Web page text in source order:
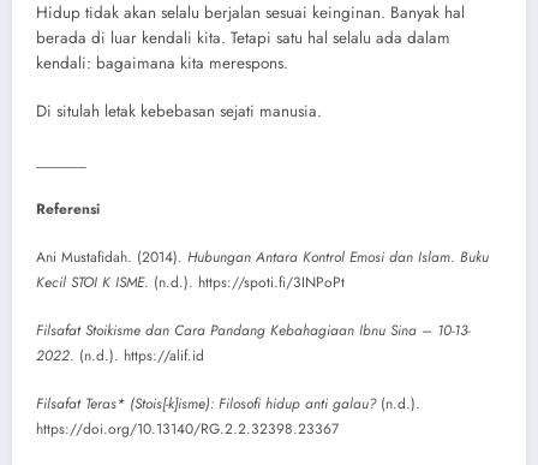
Hidup tidak akan selalu berjalan sesuai keinginan. Banyak hal
berada di luar kendali kita. Tetapi satu hal selalu ada dalam
kendali: bagaimana kita merespons.
Di situlah letak kebebasan sejati manusia.
Referensi
Ani Mustafidah. (2014). Hubungan Antara Kontrol Emosi dan Islam. Buku
Kecil STOI K ISME. (n.d.). https://spoti.fi/3INPoPt
Filsafat Stoikisme dan Cara Pandang Kebahagiaan Ibnu Sina – 10-13-
2022. (n.d.). https://alif.id
Filsafat Teras* (Stois[-k]isme): Filosofi hidup anti galau? (n.d.).
https://doi.org/10.13140/RG.2.2.32398.23367